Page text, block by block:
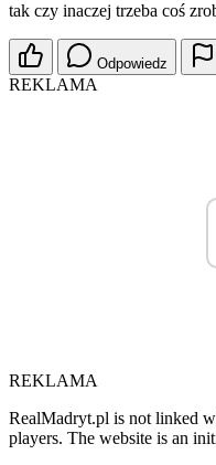
tak czy inaczej trzeba coś
Odpowiedz
REKLAMA
REKLAMA
RealMadryt.pl is not linked
players. The website is an